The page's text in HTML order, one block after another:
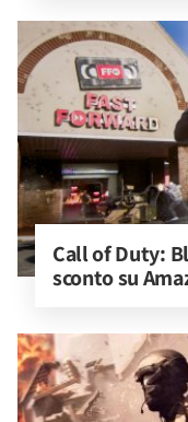
Call of Duty:
sconto su